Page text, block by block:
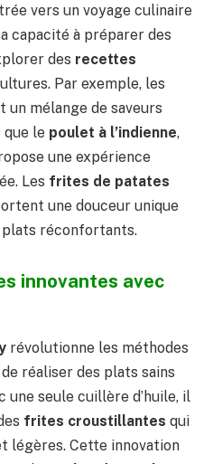
vers un voyage culinaire
capacité à préparer des
des recettes
Par exemple, les
un mélange de saveurs
le poulet à l’indienne,
une expérience
Les frites de patates
une douceur unique
plats réconfortants.
innovantes avec
révolutionne les méthodes
réaliser des plats sains
une seule cuillère d’huile, il
frites croustillantes qui
légères. Cette innovation